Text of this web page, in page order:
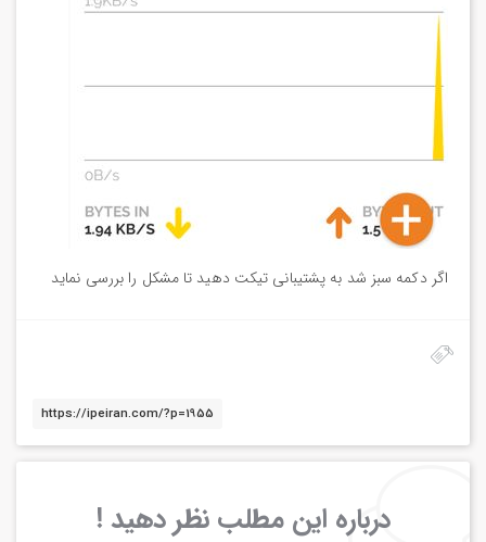
اگر دکمه سبز شد به پشتیبانی تیکت دهید تا مشکل را بررسی نماید
درباره این مطلب نظر دهید !